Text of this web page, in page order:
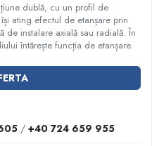
dublă, cu un profil de
ating efectul de etanșare prin
de instalare axială sau radială. În
întărește funcția de etanșare.
/ +40 724 659 955